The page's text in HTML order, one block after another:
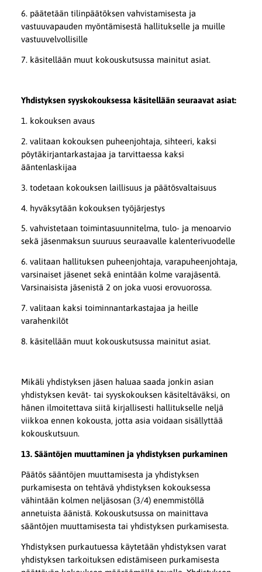
6. päätetään tilinpäätöksen vahvistamisesta ja
vastuuvapauden myöntämisestä hallitukselle ja muille
vastuuvelvollisille
7. käsitellään muut kokouskutsussa mainitut asiat.
Yhdistyksen syyskokouksessa käsitellään seuraavat asiat:
1. kokouksen avaus
2. valitaan kokouksen puheenjohtaja, sihteeri, kaksi
pöytäkirjantarkastajaa ja tarvittaessa kaksi
ääntenlaskijaa
3. todetaan kokouksen laillisuus ja päätösvaltaisuus
4. hyväksytään kokouksen työjärjestys
5. vahvistetaan toimintasuunnitelma, tulo- ja menoarvio
sekä jäsenmaksun suuruus seuraavalle kalenterivuodelle
6. valitaan hallituksen puheenjohtaja, varapuheenjohtaja,
varsinaiset jäsenet sekä enintään kolme varajäsentä.
Varsinaisista jäsenistä 2 on joka vuosi erovuorossa.
7. valitaan kaksi toiminnantarkastajaa ja heille
varahenkilöt
8. käsitellään muut kokouskutsussa mainitut asiat.
Mikäli yhdistyksen jäsen haluaa saada jonkin asian
yhdistyksen kevät- tai syyskokouksen käsiteltäväksi, on
hänen ilmoitettava siitä kirjallisesti hallitukselle neljä
viikkoa ennen kokousta, jotta asia voidaan sisällyttää
kokouskutsuun.
13. Sääntöjen muuttaminen ja yhdistyksen purkaminen
Päätös sääntöjen muuttamisesta ja yhdistyksen
purkamisesta on tehtävä yhdistyksen kokouksessa
vähintään kolmen neljäsosan (3/4) enemmistöllä
annetuista äänistä. Kokouskutsussa on mainittava
sääntöjen muuttamisesta tai yhdistyksen purkamisesta.
Yhdistyksen purkautuessa käytetään yhdistyksen varat
yhdistyksen tarkoituksen edistämiseen purkamisesta